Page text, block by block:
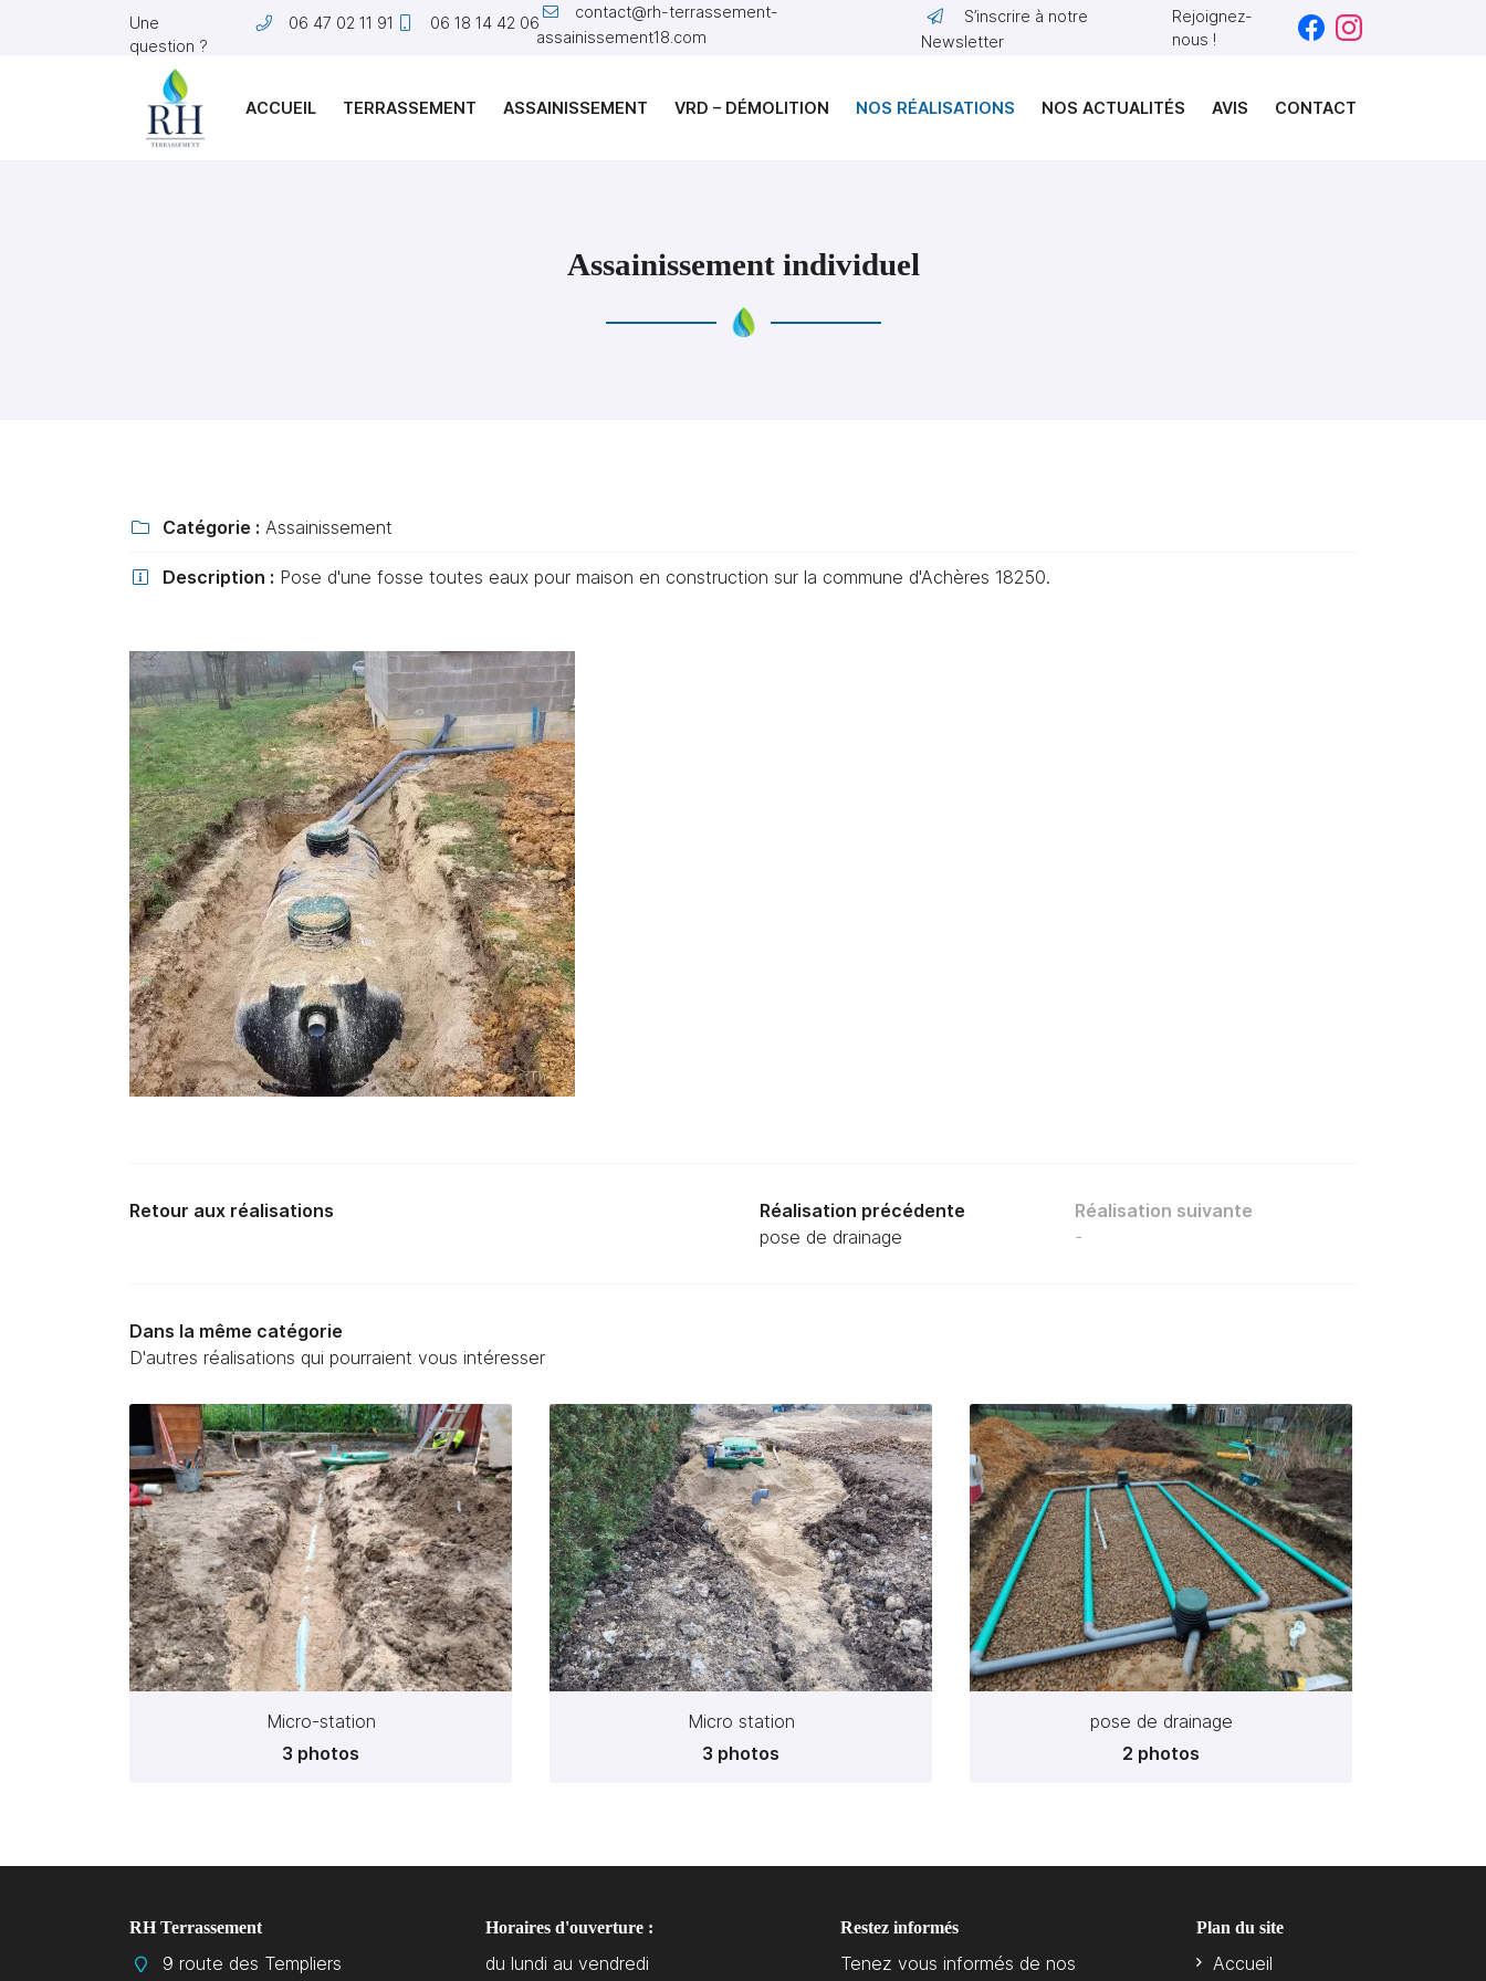
Une
question ?
06 47 02 11 91 06 18 14 42 06
S’inscrire à notre
Newsletter
Rejoignez-
nous !
ACCUEIL TERRASSEMENT ASSAINISSEMENT VRD – DÉMOLITION NOS RÉALISATIONS NOS ACTUALITÉS AVIS CONTACT
9 route des Templiers
06 47 02 11 91
INSCRIPTION
Assainissement individuel
 Catégorie : Assainissement
 Description : Pose d'une fosse toutes eaux pour maison en construction sur la commune d'Achères 18250.
Retour aux réalisations
Réalisation précédente
pose de drainage
Réalisation suivante
-
Dans la même catégorie
D'autres réalisations qui pourraient vous intéresser
Micro-station
3 photos
Micro station
3 photos
pose de drainage
2 photos
RH Terrassement
9 route des Templiers
Horaires d'ouverture :
du lundi au vendredi
Restez informés
Tenez vous informés de nos
Plan du site
Accueil